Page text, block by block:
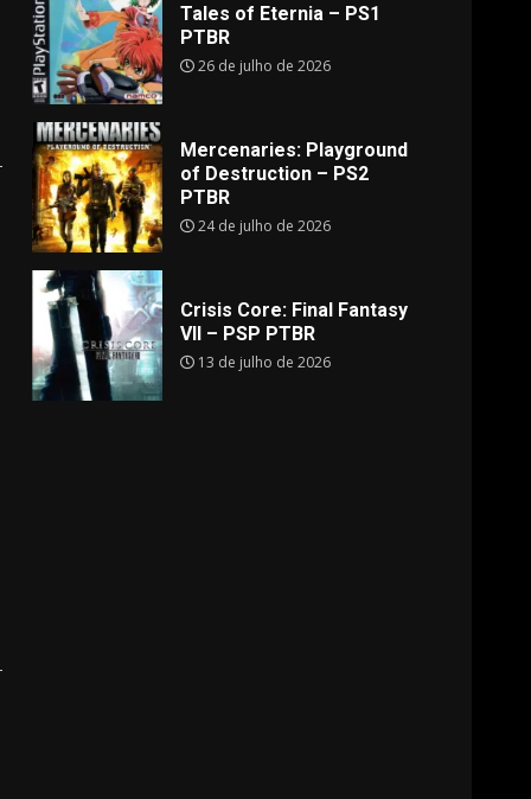
Tales of Eternia – PS1
PTBR
26 de julho de 2026
Mercenaries: Playground
of Destruction – PS2
PTBR
24 de julho de 2026
Crisis Core: Final Fantasy
VII – PSP PTBR
13 de julho de 2026